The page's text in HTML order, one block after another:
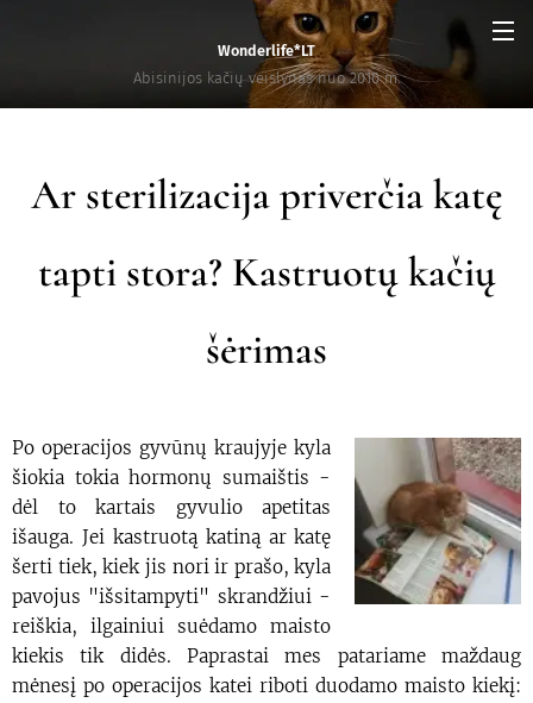
Wonderlife*LT
Abisinijos kačių veislynas nuo 2010 m.
Ar sterilizacija priverčia katę
tapti stora? Kastruotų kačių
šėrimas
Po operacijos gyvūnų kraujyje kyla
šiokia tokia hormonų sumaištis -
dėl to kartais gyvulio apetitas
išauga. Jei kastruotą katiną ar katę
šerti tiek, kiek jis nori ir prašo, kyla
pavojus "išsitampyti" skrandžiui -
reiškia, ilgainiui suėdamo maisto
kiekis tik didės. Paprastai mes patariame maždaug
mėnesį po operacijos katei riboti duodamo maisto kiekį: